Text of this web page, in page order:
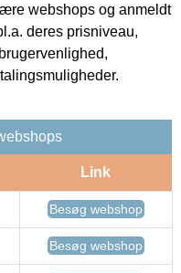
webshops og anmeldt
deres prisniveau,
Link
Besøg webshop
Besøg webshop